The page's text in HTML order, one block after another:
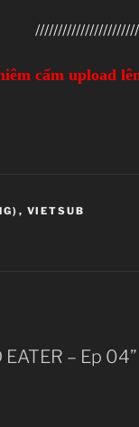
cấm upload
, VIETSUB
– Ep 04”